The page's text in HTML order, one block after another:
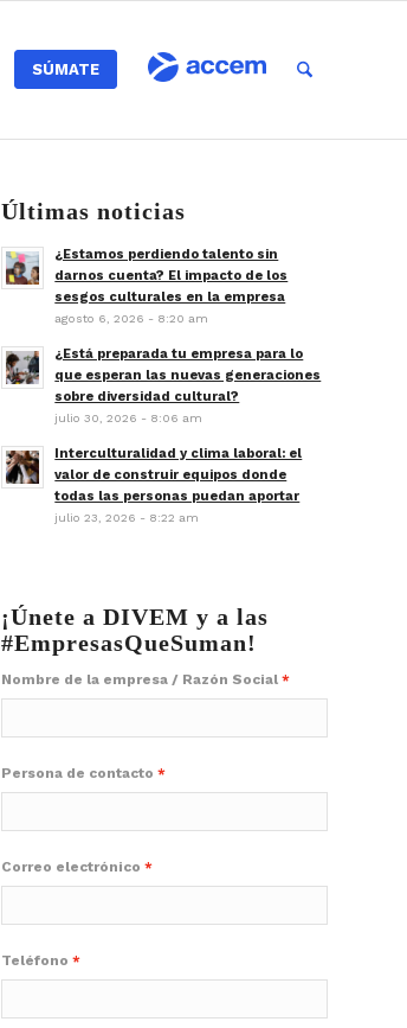
SÚMATE
Últimas noticias
¿Estamos perdiendo talento sin
darnos cuenta? El impacto de los
sesgos culturales en la empresa
agosto 6, 2026 - 8:20 am
¿Está preparada tu empresa para lo
que esperan las nuevas generaciones
sobre diversidad cultural?
julio 30, 2026 - 8:06 am
Interculturalidad y clima laboral: el
valor de construir equipos donde
todas las personas puedan aportar
julio 23, 2026 - 8:22 am
¡Únete a DIVEM y a las
#EmpresasQueSuman!
Nombre de la empresa / Razón Social
Persona de contacto
Correo electrónico
Teléfono